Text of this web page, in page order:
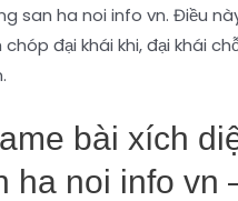
san ha noi info vn. Điều
đại khái khi, đại khái
bài xích
ha noi info vn